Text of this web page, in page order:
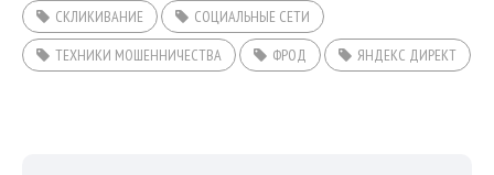
СКЛИКИВАНИЕ
СОЦИАЛЬНЫЕ СЕТИ
ТЕХНИКИ МОШЕННИЧЕСТВА
ФРОД ЯНДЕКС ДИРЕКТ